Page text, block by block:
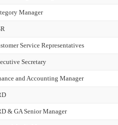
Manager
Service Representatives
Secretary
and Accounting Manager
& GA Senior Manager